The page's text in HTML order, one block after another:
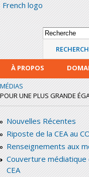
French logo
Recherche
À PROPOS
MÉDIAS
POUR UNE PLUS GRANDE
Nouvelles Récentes
Riposte de la CEA au
Renseignements aux
Couverture médiatique
CEA